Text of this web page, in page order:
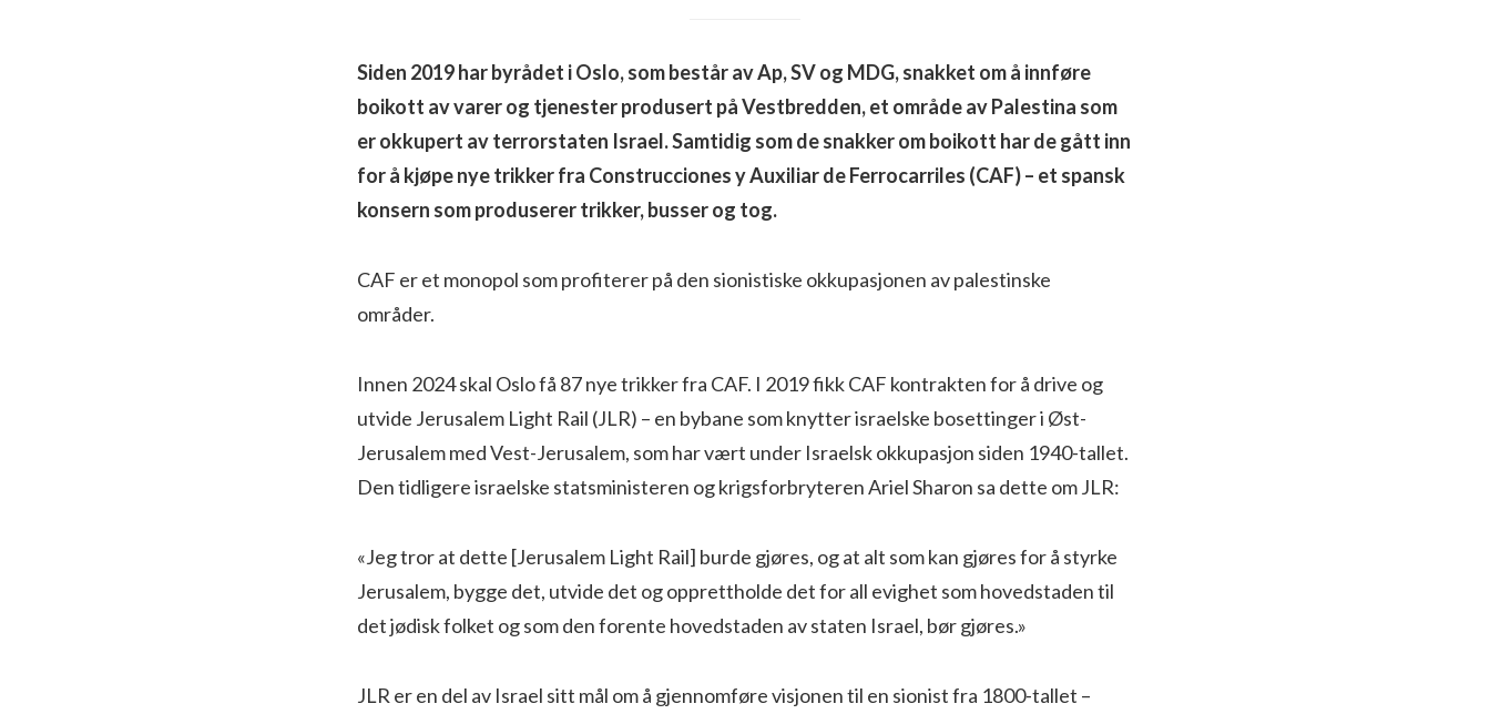
Siden 2019 har byrådet i Oslo, som består av Ap, SV og MDG, snakket om å innføre
boikott av varer og tjenester produsert på Vestbredden, et område av Palestina som
er okkupert av terrorstaten Israel. Samtidig som de snakker om boikott har de gått inn
for å kjøpe nye trikker fra Construcciones y Auxiliar de Ferrocarriles (CAF) – et spansk
konsern som produserer trikker, busser og tog.
CAF er et monopol som profiterer på den sionistiske okkupasjonen av palestinske
områder.
Innen 2024 skal Oslo få 87 nye trikker fra CAF. I 2019 fikk CAF kontrakten for å drive og
utvide Jerusalem Light Rail (JLR) – en bybane som knytter israelske bosettinger i Øst-
Jerusalem med Vest-Jerusalem, som har vært under Israelsk okkupasjon siden 1940-tallet.
Den tidligere israelske statsministeren og krigsforbryteren Ariel Sharon sa dette om JLR:
«Jeg tror at dette [Jerusalem Light Rail] burde gjøres, og at alt som kan gjøres for å styrke
Jerusalem, bygge det, utvide det og opprettholde det for all evighet som hovedstaden til
det jødisk folket og som den forente hovedstaden av staten Israel, bør gjøres.»
JLR er en del av Israel sitt mål om å gjennomføre visjonen til en sionist fra 1800-tallet –